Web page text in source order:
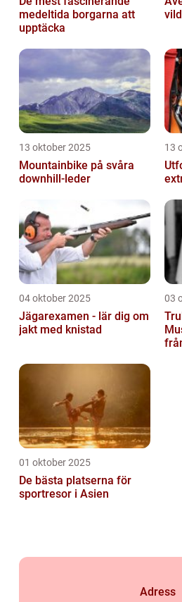
medeltida borgarna att
upptäcka
13 oktober 2025
Mountainbike på svåra
downhill-leder
13
04 oktober 2025
Jägarexamen - lär dig om
jakt med knistad
03
01 oktober 2025
De bästa platserna för
sportresor i Asien
Adress